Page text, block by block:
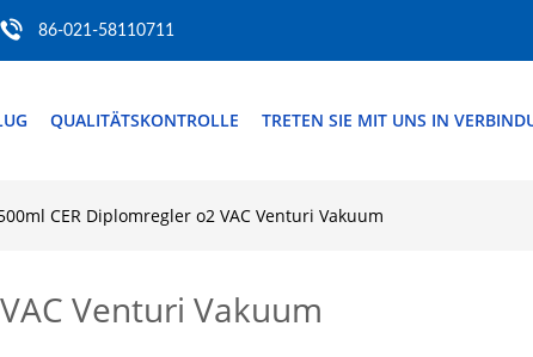
86-021-58110711
QUALITÄTSKONTROLLE TRETEN SIE MIT UNS IN
CER Diplomregler o2 VAC Venturi Vakuum
Venturi Vakuum